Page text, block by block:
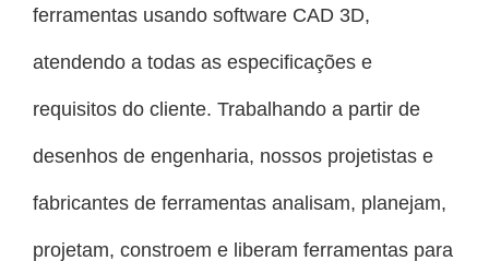
ferramentas usando software CAD 3D,
atendendo a todas as especificações e
requisitos do cliente. Trabalhando a partir de
desenhos de engenharia, nossos projetistas e
fabricantes de ferramentas analisam, planejam,
projetam, constroem e liberam ferramentas para